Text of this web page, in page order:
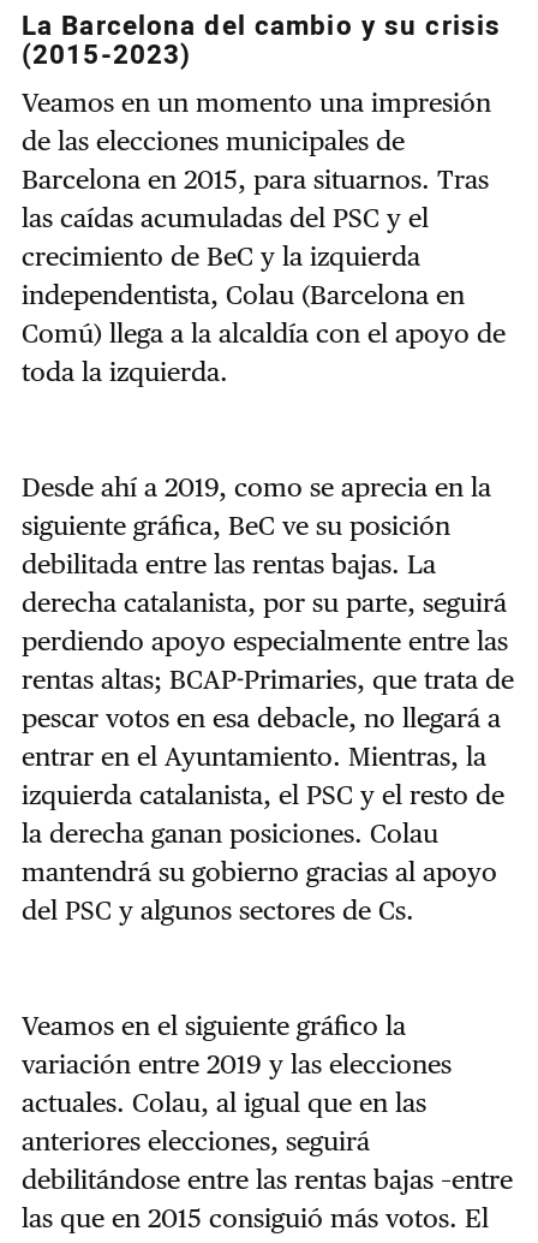
La Barcelona del cambio y su crisis
(2015-2023)
Veamos en un momento una impresión
de las elecciones municipales de
Barcelona en 2015, para situarnos. Tras
las caídas acumuladas del PSC y el
crecimiento de BeC y la izquierda
independentista, Colau (Barcelona en
Comú) llega a la alcaldía con el apoyo de
toda la izquierda.
Desde ahí a 2019, como se aprecia en la
siguiente gráfica, BeC ve su posición
debilitada entre las rentas bajas. La
derecha catalanista, por su parte, seguirá
perdiendo apoyo especialmente entre las
rentas altas; BCAP-Primaries, que trata de
pescar votos en esa debacle, no llegará a
entrar en el Ayuntamiento. Mientras, la
izquierda catalanista, el PSC y el resto de
la derecha ganan posiciones. Colau
mantendrá su gobierno gracias al apoyo
del PSC y algunos sectores de Cs.
Veamos en el siguiente gráfico la
variación entre 2019 y las elecciones
actuales. Colau, al igual que en las
anteriores elecciones, seguirá
debilitándose entre las rentas bajas –entre
las que en 2015 consiguió más votos. El